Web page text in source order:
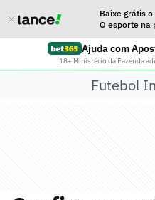
Baixe grátis
O esporte na
Ajuda com
18+ Ministério da Fazenda
Futebol